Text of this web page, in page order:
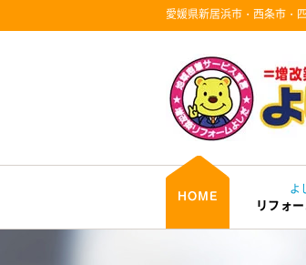
愛媛県新居浜市・西条市・
よ
リフォ